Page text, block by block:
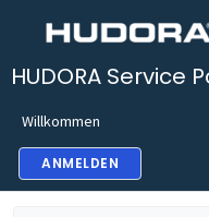
HUDORA Service
Willkommen
ANMELDEN